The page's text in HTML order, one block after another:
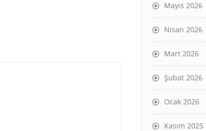
Mayıs 2026
Nisan 2026
Mart 2026
Şubat 2026
Ocak 2026
Kasım 2025